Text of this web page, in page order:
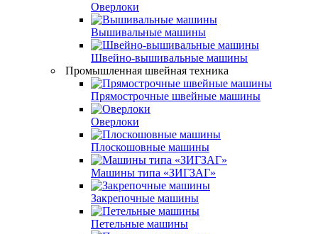
Оверлоки
Вышивальные машины
Швейно-вышивальные машины
Промышленная швейная техника
Прямострочные швейные машины
Оверлоки
Плоскошовные машины
Машины типа «ЗИГЗАГ»
Закрепочные машины
Петельные машины